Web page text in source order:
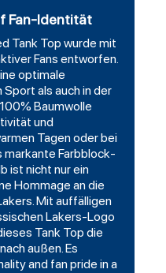
Fan-Identität
Tank Top wurde mit
Fans entworfen.
optimale
als auch in der
Baumwolle
und
Tagen oder bei
Farbblock-
ist nicht nur ein
Hommage an die
Mit auffälligen
Lakers-Logo
Tank Top die
außen. Es
and fan pride in a